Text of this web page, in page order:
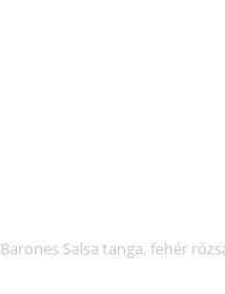
Barones Salsa tanga, fehér